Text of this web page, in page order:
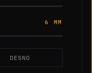
6 MM
DESNO